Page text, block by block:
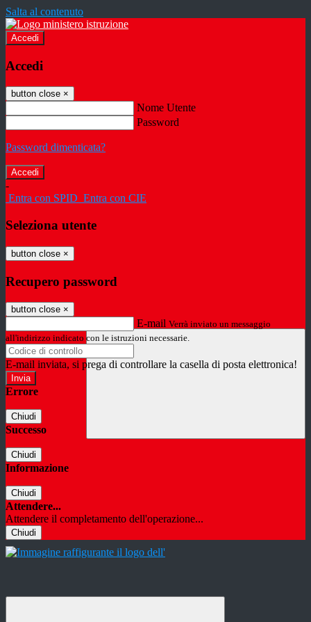
Salta al contenuto
Accedi
Accedi
button close ×
Nome Utente
Password
Password dimenticata?
-
Entra con SPID Entra con CIE
Seleziona utente
button close ×
Recupero password
button close ×
E-mail Verrà inviato un messaggio
all'indirizzo indicato con le istruzioni necessarie.
E-mail inviata, si prega di controllare la casella di posta elettronica!
Errore
Chiudi
Successo
Chiudi
Informazione
Chiudi
Attendere...
Attendere il completamento dell'operazione...
Chiudi